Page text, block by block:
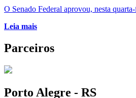
O Senado Federal aprovou, nesta
Leia mais
Parceiros
Porto Alegre - RS